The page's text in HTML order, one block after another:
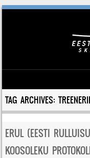
Skip to content
TAG ARCHIVES:
ERUL (EESTI
KOOSOLEKU